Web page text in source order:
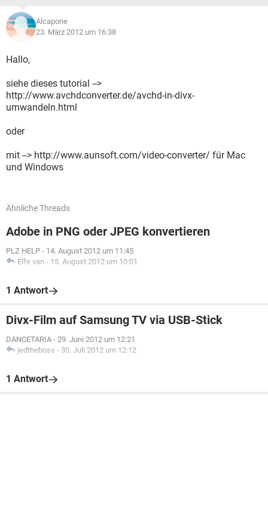
Alcapone
23. März 2012 um 16:38
Hallo,
siehe dieses tutorial -->
http://www.avchdconverter.de/avchd-in-divx-
umwandeln.html
oder
mit --> http://www.aunsoft.com/video-converter/ für Mac
und Windows
Ähnliche Threads
Adobe in PNG oder JPEG konvertieren
PLZ HELP - 14. August 2012 um 11:45
Elfe van - 15. August 2012 um 10:01
1 Antwort
Divx-Film auf Samsung TV via USB-Stick
DANCETARIA - 29. Juni 2012 um 12:21
jedtheboss - 30. Juli 2012 um 12:12
1 Antwort